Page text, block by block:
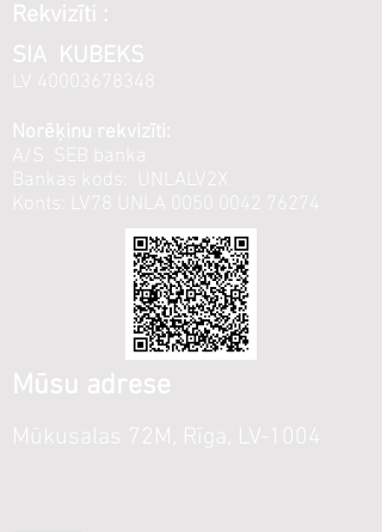
Rekvizīti :
SIA KUBEKS
LV 40003678348
Norēķinu rekvizīti:
A/S SEB banka
Bankas kods: UNLALV2X
Konts: LV78 UNLA
0050 0042 76274
Mūsu adrese
Mūkusalas 72M, Rīga, LV-1004